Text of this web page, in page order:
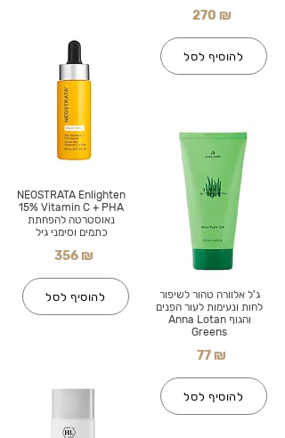
NEOSTRATA Enlighten
15% Vitamin C + PHA
נאוסטרטה להפחתת
כתמים וסימני גיל
356 ₪
להוסיף לסל
270 ₪
להוסיף לסל
ג'ל אלוורה טהור לשיפור
לחות ונעימות לעור הפנים
והגוף Anna Lotan
Greens
77 ₪
להוסיף לסל